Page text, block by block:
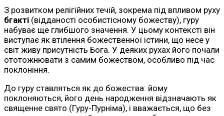
З розвитком релігійних течій, зокрема під впливом руху
бгакті (відданості особистісному божеству), гуру
набуває ще глибшого значення. У цьому контексті він
виступає як втілення божественної істини, що несе у
світ живу присутність Бога. У деяких рухах його почали
ототожнювати з самим божеством, особливо під час
поклоніння.
До гуру ставляться як до божества: йому
поклоняються, його день народження відзначають як
священне свято (Гуру-Пурніма), і вважається, що без